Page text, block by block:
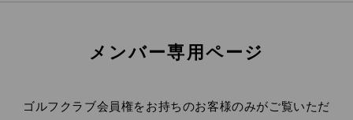
メンバー専用ページ
ゴルフクラブ会員権をお持ちのお客様のみがご覧いただ